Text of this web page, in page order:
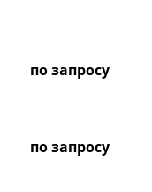
по запросу
по запросу